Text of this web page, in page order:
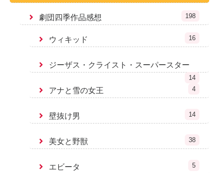
劇団四季作品感想 198
ウィキッド 16
ジーザス・クライスト・スーパースター
14
アナと雪の女王 4
壁抜け男 14
美女と野獣 38
エビータ 5